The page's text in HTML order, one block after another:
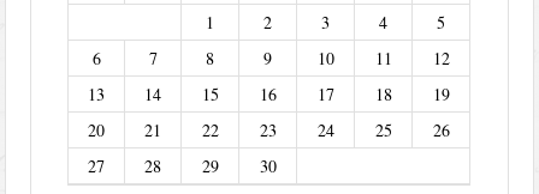
1 2 3 4
5
6
7 8 9 10 11
12
13
14 15 16 17 18
19
20
21 22 23 24 25
26
27
28 29
30